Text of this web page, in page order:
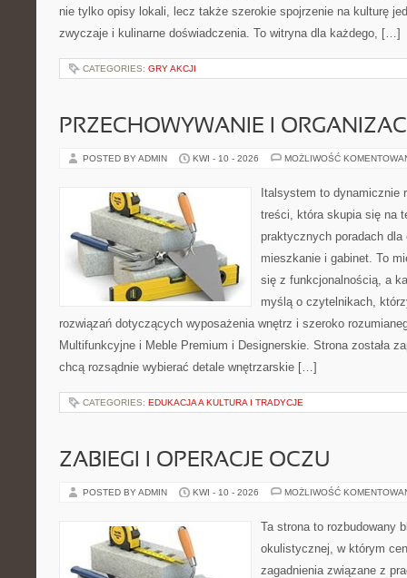
nie tylko opisy lokali, lecz także szerokie spojrzenie na kulturę
zwyczaje i kulinarne doświadczenia. To witryna dla każdego, […]
CATEGORIES: GRY AKCJI
PRZECHOWYWANIE I
POSTED BY ADMIN KWI - 10 - 2026 MOŻLIWOŚĆ
Italsystem to dynamicznie
treści, która skupia się na
praktycznych poradach
mieszkanie i gabinet. To
się z funkcjonalnością, a
myślą o czytelnikach,
rozwiązań dotyczących wyposażenia wnętrz i szeroko
Multifunkcyjne i Meble Premium i Designerskie. Strona została
chcą rozsądnie wybierać detale wnętrzarskie […]
CATEGORIES: EDUKACJA A KULTURA I TRADYCJE
ZABIEGI I OPERACJE OCZU
POSTED BY ADMIN KWI - 10 - 2026 MOŻLIWOŚĆ
Ta strona to rozbudowany
okulistycznej, w którym
zagadnienia związane z